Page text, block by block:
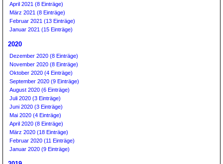
April 2021 (8 Einträge)
März 2021 (8 Einträge)
Februar 2021 (13 Einträge)
Januar 2021 (15 Einträge)
2020
Dezember 2020 (8 Einträge)
November 2020 (8 Einträge)
Oktober 2020 (4 Einträge)
September 2020 (9 Einträge)
August 2020 (6 Einträge)
Juli 2020 (3 Einträge)
Juni 2020 (3 Einträge)
Mai 2020 (4 Einträge)
April 2020 (8 Einträge)
März 2020 (18 Einträge)
Februar 2020 (11 Einträge)
Januar 2020 (9 Einträge)